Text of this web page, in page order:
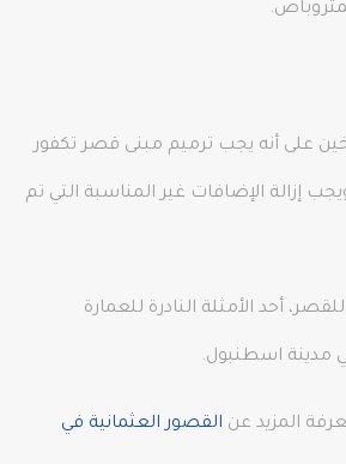
على أنه يجب ترميم مبنى قصر تكفور
إزالة الإضافات غير المناسبة التي تم
أحد الأمثلة النادرة للعمارة
مدينة اسطنبول.
المزيد عن القصور العثمانية في